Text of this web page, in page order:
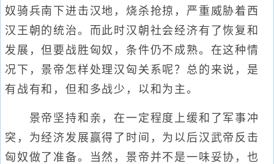
奴骑兵南下进击汉地，烧杀抢掠，严重威胁着西
汉王朝的统治。而此时汉朝社会经济有了恢复和
发展，但要战胜匈奴，条件仍不成熟。在这种情
况下，景帝怎样处理汉匈关系呢？总的来说，是
有战有和，但和多战少，以和为主。
景帝坚持和亲，在一定程度上缓和了军事冲
突，为经济发展赢得了时间，为以后汉武帝反击
匈奴做了准备。当然，景帝并不是一味妥协，也